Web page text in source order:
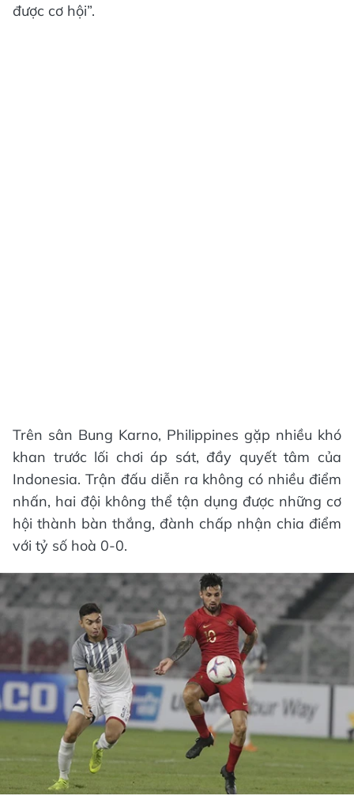
được cơ hội”.
Trên sân Bung Karno, Philippines gặp nhiều khó
khan trước lối chơi áp sát, đầy quyết tâm của
Indonesia. Trận đấu diễn ra không có nhiều điểm
nhấn, hai đội không thể tận dụng được những cơ
hội thành bàn thắng, đành chấp nhận chia điểm
với tỷ số hoà 0-0.